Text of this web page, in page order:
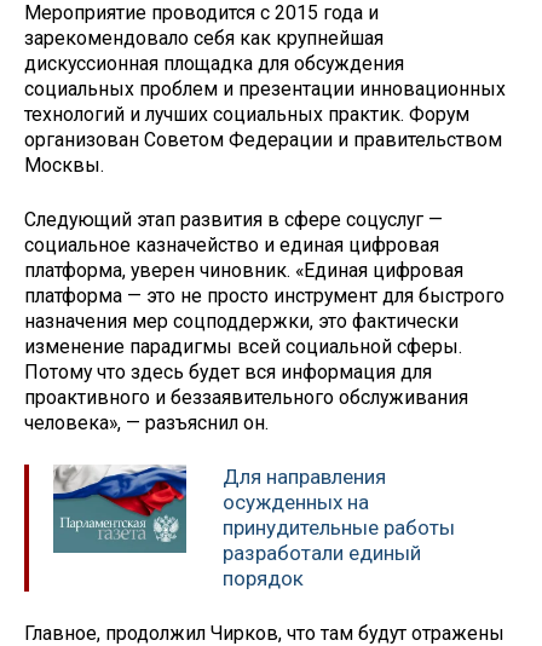
Мероприятие проводится с 2015 года и
зарекомендовало себя как крупнейшая
дискуссионная площадка для обсуждения
социальных проблем и презентации инновационных
технологий и лучших социальных практик. Форум
организован Советом Федерации и правительством
Москвы.
Следующий этап развития в сфере соцуслуг —
социальное казначейство и единая цифровая
платформа, уверен чиновник. «Единая цифровая
платформа — это не просто инструмент для быстрого
назначения мер соцподдержки, это фактически
изменение парадигмы всей социальной сферы.
Потому что здесь будет вся информация для
проактивного и беззаявительного обслуживания
человека», — разъяснил он.
Для направления
осужденных на
принудительные работы
разработали единый
порядок
Главное, продолжил Чирков, что там будут отражены